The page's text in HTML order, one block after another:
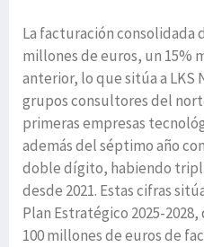
La facturación consolidada
millones de euros, un 15%
anterior, lo que sitúa a
grupos consultores del
primeras empresas
además del séptimo año
doble dígito, habiendo
desde 2021. Estas cifras
Plan Estratégico 2025-
100 millones de euros de